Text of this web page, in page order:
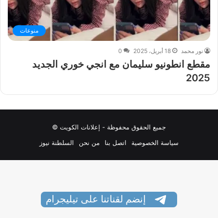
منوعات
نور محمد 18 أبريل، 2025 0
مقطع انطونيو سليمان مع انجي خوري الجديد
2025
جميع الحقوق محفوظة - إعلانات الكويت ©
سياسة الخصوصية
اتصل بنا من نحن السلطنة نيوز
إنضم لقناتنا على تيليجرام